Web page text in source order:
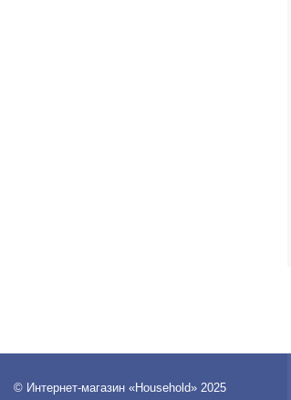
© Интернет-магазин «Household» 2025